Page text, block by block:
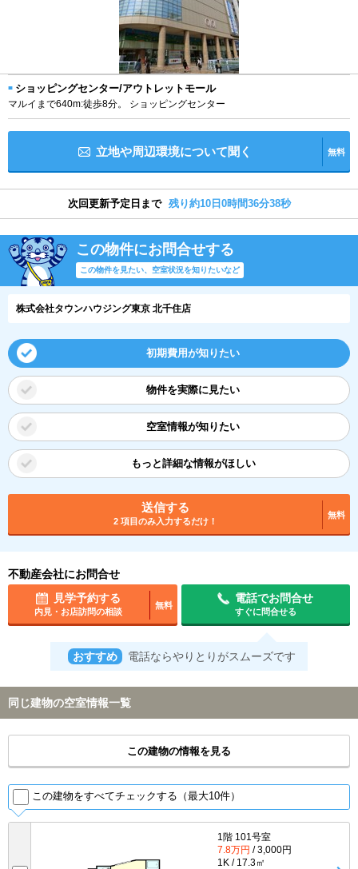
ショッピングセンター/アウトレットモール
マルイまで640m:徒歩8分。 ショッピングセンター
立地や周辺環境について聞く 無料
次回更新予定日まで 残り約10日0時間36分38秒
この物件にお問合せする
この物件を見たい、空室状況を知りたいなど
株式会社タウンハウジング東京 北千住店
初期費用が知りたい
物件を実際に見たい
空室情報が知りたい
もっと詳細な情報がほしい
送信する
2 項目のみ入力するだけ！
無料
不動産会社にお問合せ
見学予約する
内見・お店訪問の相談
無料
電話でお問合せ
すぐに問合せる
おすすめ 電話ならやりとりがスムーズです
同じ建物の空室情報一覧
この建物の情報を見る
この建物をすべてチェックする（最大10件）
1階 101号室
7.8万円 / 3,000円
1K / 17.3㎡